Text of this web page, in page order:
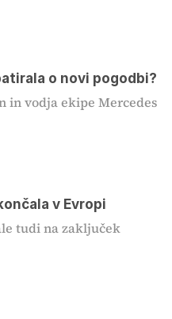
o novi pogodbi?
in vodja ekipe Mercedes
v Evropi
tudi na zaključek